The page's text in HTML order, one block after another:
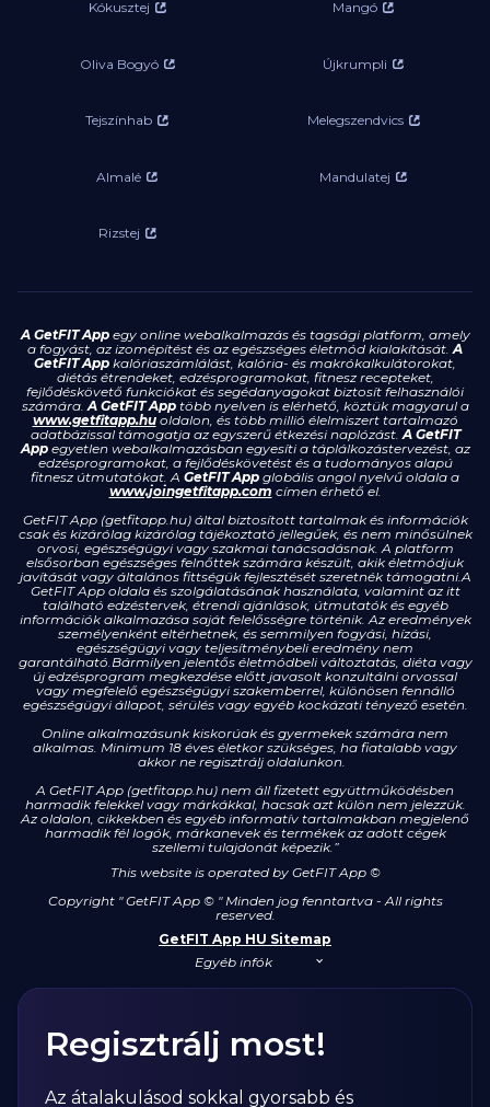
Kókusztej Mangó
Oliva Bogyó Újkrumpli
Tejszínhab Melegszendvics
Almalé Mandulatej
Rizstej
A GetFIT Appegy online webalkalmazás és tagsági platform, amely
a fogyást, az izomépítést és az egészséges életmód kialakítását.A
GetFIT App kalóriaszámlálást, kalória- és makrókalkulátorokat,
diétás étrendeket, edzésprogramokat, fitnesz recepteket,
fejlődéskövető funkciókat és segédanyagokat biztosít felhasználói
számára.A GetFIT Apptöbb nyelven is elérhető, köztük magyarul a
www.getfitapp.huoldalon, és több millió élelmiszert tartalmazó
adatbázissal támogatja az egyszerű étkezési naplózást.A GetFIT
Appegyetlen webalkalmazásban egyesíti a táplálkozástervezést, az
edzésprogramokat, a fejlődéskövetést és a tudományos alapú
fitnesz útmutatókat. A GetFIT App globális angol nyelvű oldala a
www.joingetfitapp.com címen érhető el.
GetFIT App (getfitapp.hu) által biztosított tartalmak és információk
csak és kizárólag kizárólag tájékoztató jellegűek, és nem minősülnek
orvosi, egészségügyi vagy szakmai tanácsadásnak. A platform
elsősorban egészséges felnőttek számára készült, akik életmódjuk
javítását vagy általános fittségük fejlesztését szeretnék támogatni.A
GetFIT App oldala és szolgálatásának használata, valamint az itt
található edzéstervek, étrendi ajánlások, útmutatók és egyéb
információk alkalmazása saját felelősségre történik. Az eredmények
személyenként eltérhetnek, és semmilyen fogyási, hízási,
egészségügyi vagy teljesítménybeli eredmény nem
garantálható.Bármilyen jelentős életmódbeli változtatás, diéta vagy
új edzésprogram megkezdése előtt javasolt konzultálni orvossal
vagy megfelelő egészségügyi szakemberrel, különösen fennálló
egészségügyi állapot, sérülés vagy egyéb kockázati tényező esetén.
Online alkalmazásunk kiskorúak és gyermekek számára nem
alkalmas. Minimum 18 éves életkor szükséges, ha fiatalabb vagy
akkor ne regisztrálj oldalunkon.
A GetFIT App (getfitapp.hu) nem áll fizetett együttműködésben
harmadik felekkel vagy márkákkal, hacsak azt külön nem jelezzük.
Az oldalon, cikkekben és egyéb informatív tartalmakban megjelenő
harmadik fél logók, márkanevek és termékek az adott cégek
szellemi tulajdonát képezik.”
This website is operated by GetFIT App ©
Copyright " GetFIT App © " Minden jog fenntartva - All rights
reserved.
GetFIT App HU Sitemap
Egyéb infók
Regisztrálj most!
Az átalakulásod sokkal gyorsabb és